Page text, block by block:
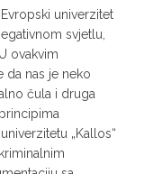
univerzitet
svjetlu,
ovakvim
nas je neko
čula i druga
„Kallos“